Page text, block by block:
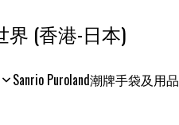
コンクエスト ワールド 征服世界 (香港-日本)
Sanrio Puroland潮牌手袋及用品